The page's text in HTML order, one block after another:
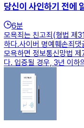
당신이 사인하기 전에
6분
모욕죄는 친고죄(형법 제
하다.사이버 명예훼손죄
모욕하면 정보통신망법
다. 입증될 경우, 3년 이하